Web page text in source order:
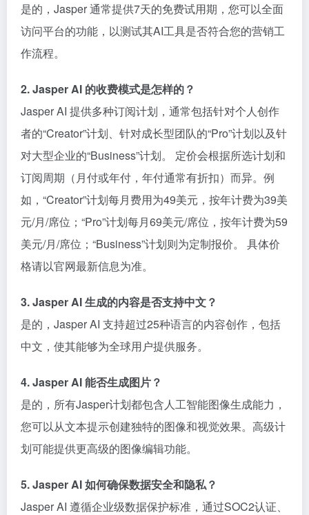
是的，Jasper 通常提供7天的免费试用期，您可以全面
访问平台的功能，以测试其AI工具是否符合您的营销工
作流程。
2. Jasper AI 的收费模式是怎样的？
Jasper AI 提供多种订阅计划，通常包括针对个人创作
者的“Creator”计划、针对成长型团队的“Pro”计划以及针
对大型企业的“Business”计划。 定价会根据所选计划和
订阅周期（月付或年付，年付通常有折扣）而异。例
如，“Creator”计划每月费用为49美元，按年计费为39美
元/月/席位；“Pro”计划每月69美元/席位，按年计费为59
美元/月/席位；“Business”计划则为定制报价。 具体价
格请以官网最新信息为准。
3. Jasper AI 生成的内容是否支持中文？
是的，Jasper AI 支持超过25种语言的内容创作，包括
中文，使其能够为全球用户提供服务。
4. Jasper AI 能否生成图片？
是的，所有Jasper计划都包含人工智能图像生成能力，
您可以从文本提示创建独特的图像和视觉效果。高级计
划可能提供更高级的图像编辑功能。
5. Jasper AI 如何确保数据安全和隐私？
Jasper AI 遵循企业级数据保护标准，通过SOC2认证、